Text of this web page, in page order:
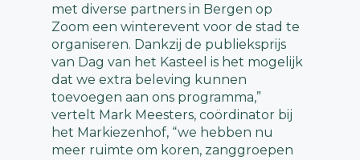
met diverse partners in Bergen op
Zoom een winterevent voor de stad te
organiseren. Dankzij de publieksprijs
van Dag van het Kasteel is het mogelijk
dat we extra beleving kunnen
toevoegen aan ons programma,”
vertelt Mark Meesters, coördinator bij
het Markiezenhof, “we hebben nu
meer ruimte om koren, zanggroepen